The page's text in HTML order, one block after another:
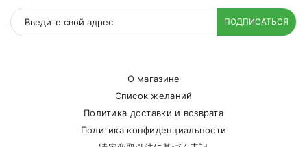
ПОДПИСАТЬСЯ
О магазине
Список желаний
Политика доставки и возврата
Политика конфиденциальности